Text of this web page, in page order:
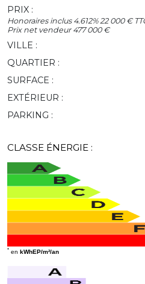
PRIX :
Honoraires inclus 4.612% 22 000 €
Prix net vendeur 477 000 €
VILLE :
QUARTIER :
SURFACE :
EXTÉRIEUR :
PARKING :
CLASSE ÉNERGIE :
* en kWhEP/m²/an